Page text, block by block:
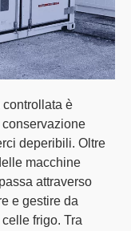
è
deperibili. Oltre
macchine
passa attraverso
e gestire da
frigo. Tra